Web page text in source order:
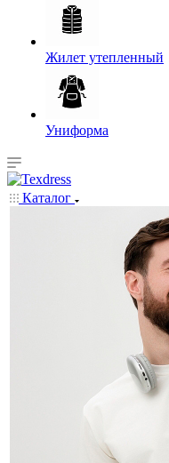
Жилет утепленный
Униформа
Каталог